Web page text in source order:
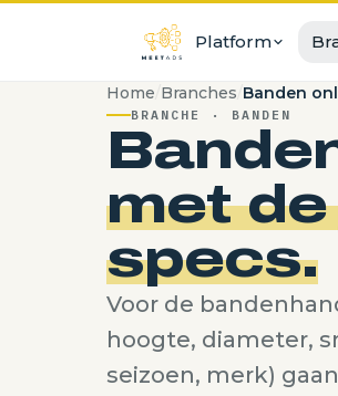
Platform
Webshop
In 7 talen, op
Adverteren
Marktplaats,
Voorraad &
Slim
Facturatie
Direct vanuit
Home Branches Banden
BRANCHE · BANDEN
met
specs.
Voor de
hoogte, diameter,
seizoen, merk)